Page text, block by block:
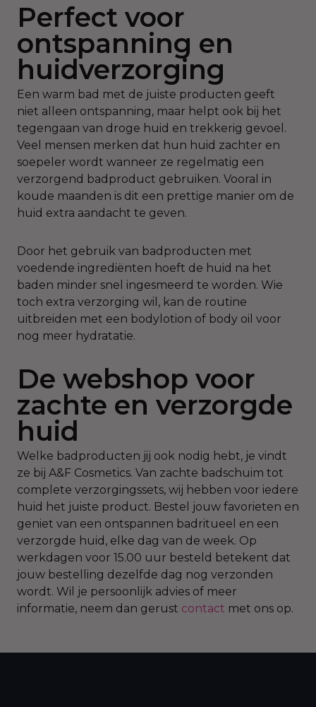
Perfect voor
ontspanning en
huidverzorging
Een warm bad met de juiste producten geeft
niet alleen ontspanning, maar helpt ook bij het
tegengaan van droge huid en trekkerig gevoel.
Veel mensen merken dat hun huid zachter en
soepeler wordt wanneer ze regelmatig een
verzorgend badproduct gebruiken. Vooral in
koude maanden is dit een prettige manier om de
huid extra aandacht te geven.
Door het gebruik van badproducten met
voedende ingrediënten hoeft de huid na het
baden minder snel ingesmeerd te worden. Wie
toch extra verzorging wil, kan de routine
uitbreiden met een bodylotion of body oil voor
nog meer hydratatie.
De webshop voor
zachte en verzorgde
huid
Welke badproducten jij ook nodig hebt, je vindt
ze bij A&F Cosmetics. Van zachte badschuim tot
complete verzorgingssets, wij hebben voor iedere
huid het juiste product. Bestel jouw favorieten en
geniet van een ontspannen badritueel en een
verzorgde huid, elke dag van de week. Op
werkdagen voor 15.00 uur besteld betekent dat
jouw bestelling dezelfde dag nog verzonden
wordt. Wil je persoonlijk advies of meer
informatie, neem dan gerust contact met ons op.